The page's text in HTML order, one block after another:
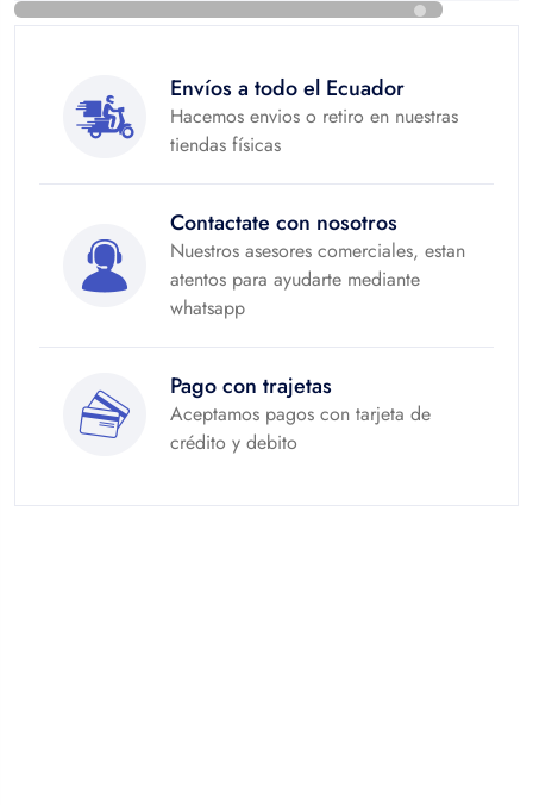
Envíos a todo el Ecuador
Hacemos envios o retiro en nuestras
tiendas físicas
Contactate con nosotros
Nuestros asesores comerciales, estan
atentos para ayudarte mediante
whatsapp
Pago con trajetas
Aceptamos pagos con tarjeta de
crédito y debito